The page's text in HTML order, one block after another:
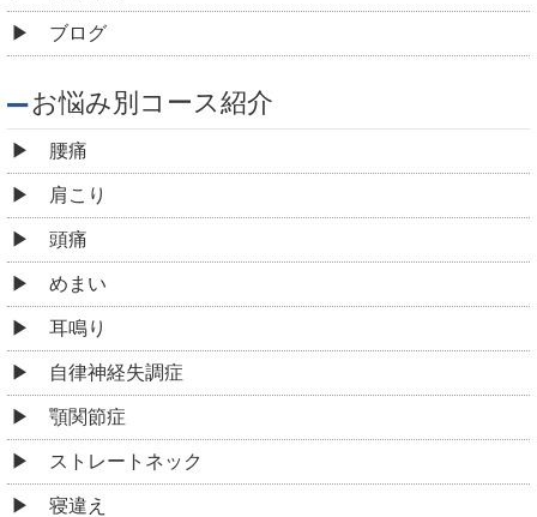
ブログ
お悩み別コース紹介
腰痛
肩こり
頭痛
めまい
耳鳴り
自律神経失調症
顎関節症
ストレートネック
寝違え